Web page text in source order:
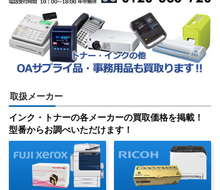
取扱メーカー
インク・トナーの各メーカーの買取価格を掲載！
型番からお調べいただけます！